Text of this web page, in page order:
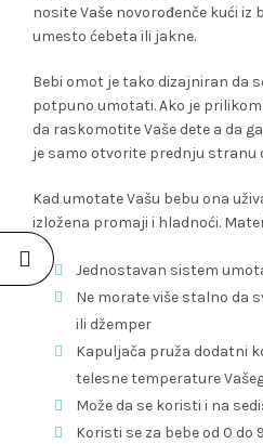
nosite Vaše novorođenče kući iz
umesto ćebeta ili jakne.
Bebi omot je tako dizajniran da
potpuno umotati. Ako je
da raskomotite Vaše dete a da
je samo otvorite prednju stranu
Kad umotate Vašu bebu ona
izložena promaji i hladnoći.
Jednostavan sistem
Ne morate više stalno da
ili džemper
Kapuljača pruža dodatni
telesne temperature
Može da se koristi i na
Koristi se za bebe od 0 do